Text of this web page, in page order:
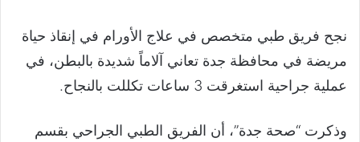
نجح فريق طبي متخصص في علاج الأورام في إنقاذ حياة
مريضة في محافظة جدة تعاني آلاماً شديدة بالبطن، في
عملية جراحية استغرقت 3 ساعات تكللت بالنجاح.
وذكرت “صحة جدة”، أن الفريق الطبي الجراحي بقسم